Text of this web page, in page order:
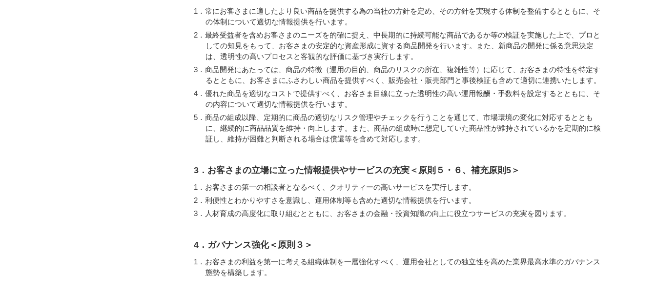
常にお客さまに適したより良い商品を提供する為の当社の方針を定め、その方針を実現する体制を整備するとともに、そ
の体制について適切な情報提供を行います。
最終受益者を含めお客さまのニーズを的確に捉え、中長期的に持続可能な商品であるか等の検証を実施した上で、プロと
しての知見をもって、お客さまの安定的な資産形成に資する商品開発を行います。また、新商品の開発に係る意思決定
は、透明性の高いプロセスと客観的な評価に基づき実行します。
商品開発にあたっては、商品の特徴（運用の目的、商品のリスクの所在、複雑性等）に応じて、お客さまの特性を特定す
るとともに、お客さまにふさわしい商品を提供すべく、販売会社・販売部門と事後検証も含めて適切に連携いたします。
優れた商品を適切なコストで提供すべく、お客さま目線に立った透明性の高い運用報酬・手数料を設定するとともに、そ
の内容について適切な情報提供を行います。
商品の組成以降、定期的に商品の適切なリスク管理やチェックを行うことを通じて、市場環境の変化に対応するととも
に、継続的に商品品質を維持・向上します。また、商品の組成時に想定していた商品性が維持されているかを定期的に検
証し、維持が困難と判断される場合は償還等を含めて対応します。
3．お客さまの立場に立った情報提供やサービスの充実＜原則５・６、補充原則5＞
お客さまの第一の相談者となるべく、クオリティーの高いサービスを実行します。
利便性とわかりやすさを意識し、運用体制等も含めた適切な情報提供を行います。
人材育成の高度化に取り組むとともに、お客さまの金融・投資知識の向上に役立つサービスの充実を図ります。
4．ガバナンス強化＜原則３＞
お客さまの利益を第一に考える組織体制を一層強化すべく、運用会社としての独立性を高めた業界最高水準のガバナンス
態勢を構築します。